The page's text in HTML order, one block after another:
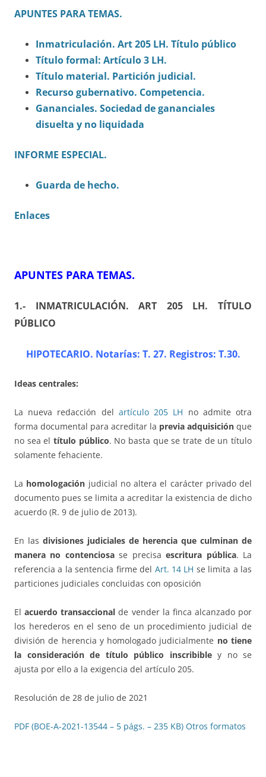
APUNTES PARA TEMAS.
Inmatriculación. Art 205 LH. Título público
Título formal: Artículo 3 LH.
Título material. Partición judicial.
Recurso gubernativo. Competencia.
Gananciales. Sociedad de gananciales
disuelta y no liquidada
INFORME ESPECIAL.
Guarda de hecho.
Enlaces
APUNTES PARA TEMAS.
1.- INMATRICULACIÓN. ART 205 LH. TÍTULO
PÚBLICO
HIPOTECARIO. Notarías: T. 27. Registros: T.30.
Ideas centrales:
La nueva redacción del artículo 205 LH no admite otra
forma documental para acreditar la previa adquisición que
no sea el título público. No basta que se trate de un título
solamente fehaciente.
La homologación judicial no altera el carácter privado del
documento pues se limita a acreditar la existencia de dicho
acuerdo (R. 9 de julio de 2013).
En las divisiones judiciales de herencia que culminan de
manera no contenciosase precisaescritura pública. La
referencia a la sentencia firme del Art. 14 LH se limita a las
particiones judiciales concluidas con oposición
Elacuerdo transaccional de vender la finca alcanzado por
los herederos en el seno de un procedimiento judicial de
división de herencia y homologado judicialmente no tiene
la consideración de título público inscribibley no se
ajusta por ello a la exigencia del artículo 205.
Resolución de 28 de julio de 2021
PDF (BOE-A-2021-13544 – 5 págs. – 235 KB) Otros formatos